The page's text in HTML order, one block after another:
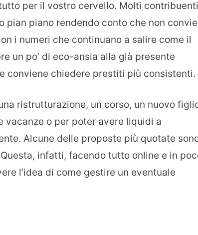
per il vostro cervello. Molti contribuenti
pian piano rendendo conto che non
i numeri che continuano a salire come il
un po’ di eco-ansia alla già presente
conviene chiedere prestiti più consistenti.
ristrutturazione, un corso, un nuovo
vacanze o per poter avere liquidi a
Alcune delle proposte più quotate
infatti, facendo tutto online e in
l’idea di come gestire un eventuale